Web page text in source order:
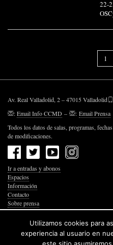
22-
1
Av. Real Valladolid, 2 – 47015 Valladolid
:Email Info CCMD – : Email Prensa
Todos los datos de salas, programas,
de modificaciones.
Ir a entradas y abonos
Espacios
Información
Contacto
Sobre prensa
Política de Privacidad
Política de Cookies
Accesibilidad Web
Utilizamos cookies para
experiencia al usuario en